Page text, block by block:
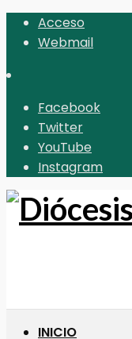
Acceso
Webmail
Facebook
Twitter
YouTube
Instagram
INICIO